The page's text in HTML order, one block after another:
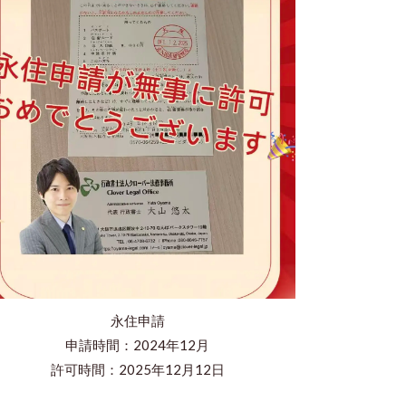
永住申請
申請時間：2024年12月
​許可時間：2025年12月12日